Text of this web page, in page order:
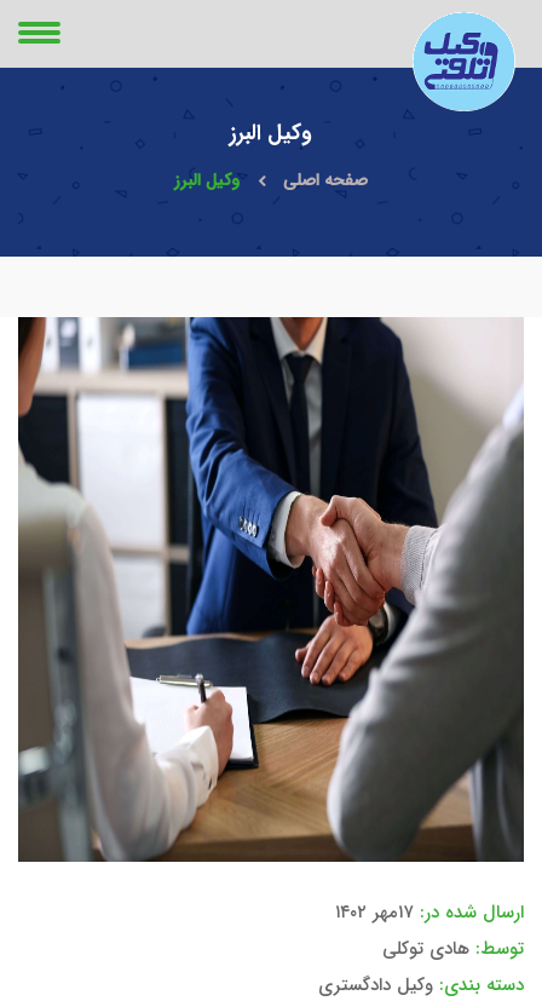
وکیل البرز
صفحه اصلی وکیل البرز
ارسال شده در: ۱۷مهر ۱۴۰۲
توسط: هادی توکلی
دسته بندی: وکیل دادگستری